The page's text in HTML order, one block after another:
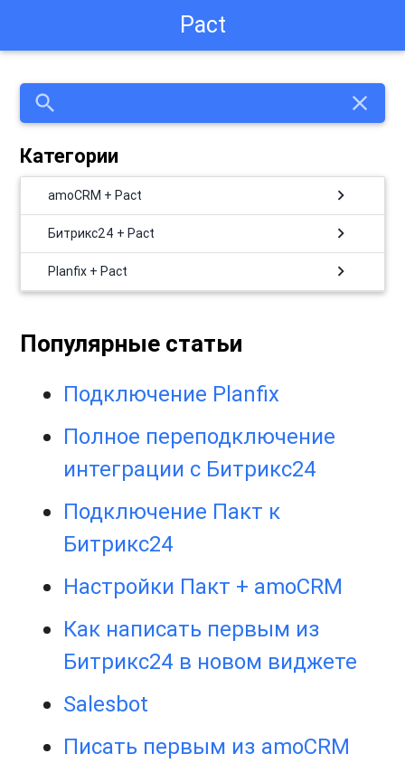
Pact
search close
Категории
amoCRM + Pact chevron_right
Битрикс24 + Pact chevron_right
Planfix + Pact chevron_right
Популярные статьи
Подключение Planfix
Полное переподключение
интеграции с Битрикс24
Подключение Пакт к
Битрикс24
Настройки Пакт + amoCRM
Как написать первым из
Битрикс24 в новом виджете
Salesbot
Писать первым из amoCRM